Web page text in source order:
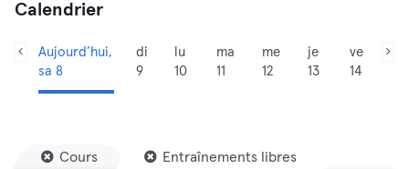
Calendrier
Aujourd’hui,
sa 8
di
9
lu
10
ma
11
me
12
je
13
ve
14
Cours Entraînements libres